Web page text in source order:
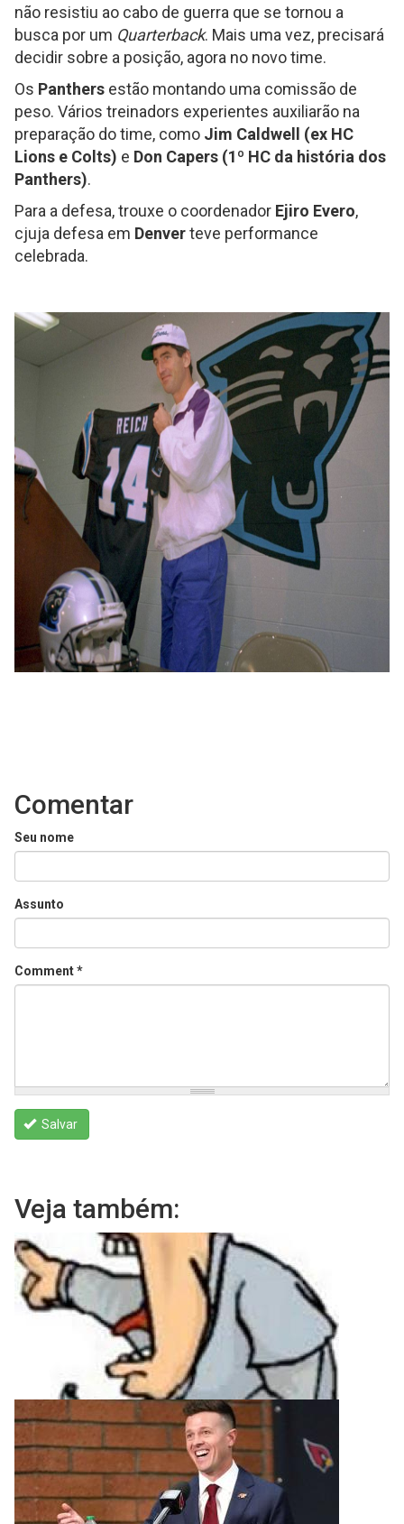
não resistiu ao cabo de guerra que se tornou a
busca por um Quarterback. Mais uma vez, precisará
decidir sobre a posição, agora no novo time.
Os Panthers estão montando uma comissão de
peso. Vários treinadors experientes auxiliarão na
preparação do time, como Jim Caldwell (ex HC
Lions e Colts) e Don Capers (1º HC da história dos
Panthers).
Para a defesa, trouxe o coordenador Ejiro Evero,
cjuja defesa em Denverteve performance
celebrada.
Comentar
Seu nome
Assunto
Comment*
Salvar
Veja também: